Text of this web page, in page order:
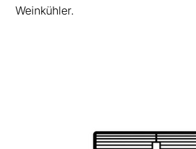
Weinkühler.